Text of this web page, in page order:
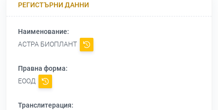
РЕГИСТЪРНИ ДАННИ
Наименование:
АСТРА БИОПЛАНТ
Правна форма:
ЕООД
Транслитерация: